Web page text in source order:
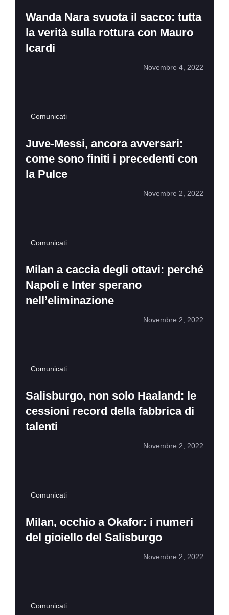
Wanda Nara svuota il sacco: tutta
la verità sulla rottura con Mauro
Icardi
Novembre 4, 2022
Comunicati
Juve-Messi, ancora avversari:
come sono finiti i precedenti con
la Pulce
Novembre 2, 2022
Comunicati
Milan a caccia degli ottavi: perché
Napoli e Inter sperano
nell’eliminazione
Novembre 2, 2022
Comunicati
Salisburgo, non solo Haaland: le
cessioni record della fabbrica di
talenti
Novembre 2, 2022
Comunicati
Milan, occhio a Okafor: i numeri
del gioiello del Salisburgo
Novembre 2, 2022
Comunicati